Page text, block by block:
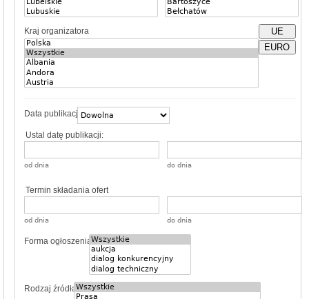
Kraj organizatora
UE
EURO
Data publikacji
Ustal datę publikacji:
od dnia do dnia
Termin składania ofert
od dnia do dnia
Forma ogłoszenia
Rodzaj źródła